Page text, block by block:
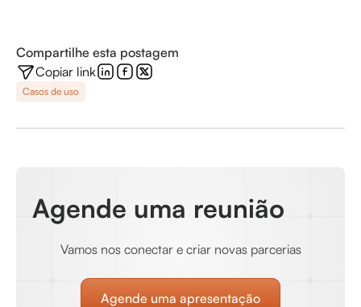
Compartilhe esta postagem
Copiar link
Casos de uso
Agende uma reunião
Vamos nos conectar e criar novas parcerias
Agende uma apresentação